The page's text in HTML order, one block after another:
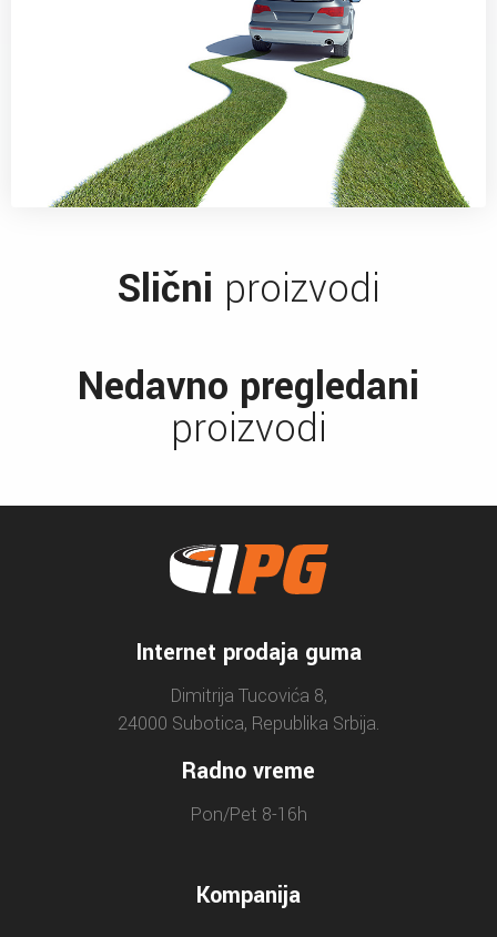
Slični proizvodi
Nedavno pregledani
proizvodi
Internet prodaja guma
Dimitrija Tucovića 8,
24000 Subotica, Republika Srbija.
Radno vreme
Pon/Pet 8-16h
Kompanija